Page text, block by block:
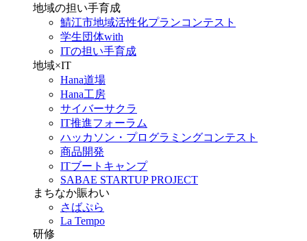
地域の担い手育成
鯖江市地域活性化プランコンテスト
学生団体with
ITの担い手育成
地域×IT
Hana道場
Hana工房
サイバーサクラ
IT推進フォーラム
ハッカソン・プログラミングコンテスト
商品開発
ITブートキャンプ
SABAE STARTUP PROJECT
まちなか賑わい
さばぷら
La Tempo
研修